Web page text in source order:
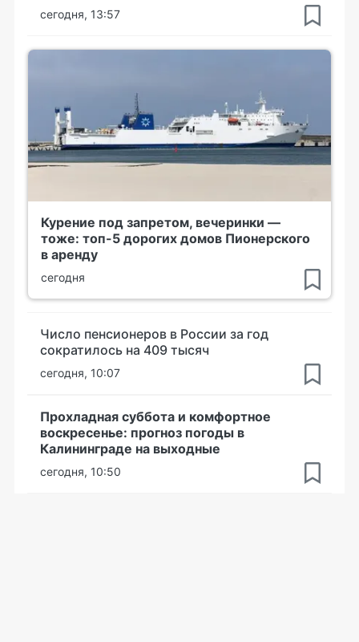
сегодня, 13:57
Курение под запретом, вечеринки —
тоже: топ-5 дорогих домов Пионерского
в аренду
сегодня
Число пенсионеров в России за год
сократилось на 409 тысяч
сегодня, 10:07
Прохладная суббота и комфортное
воскресенье: прогноз погоды в
Калининграде на выходные
сегодня, 10:50